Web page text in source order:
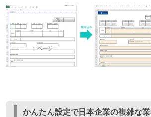
かんたん設定で日本企業の複雑な